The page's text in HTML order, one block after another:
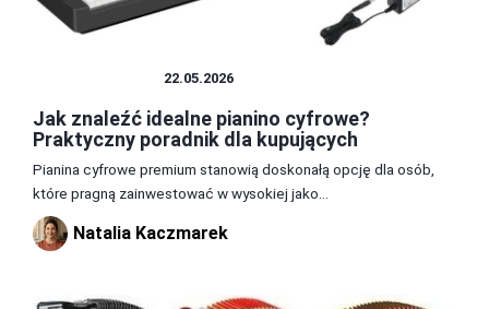
22.05.2026
Jak znaleźć idealne pianino cyfrowe?
Praktyczny poradnik dla kupujących
Pianina cyfrowe premium stanowią doskonałą opcję dla osób,
które pragną zainwestować w wysokiej jako...
Natalia Kaczmarek